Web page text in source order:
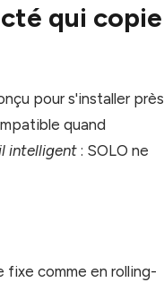
qui copie
pour s'installer près
quand
intelligent: SOLO ne
fixe comme en rolling-